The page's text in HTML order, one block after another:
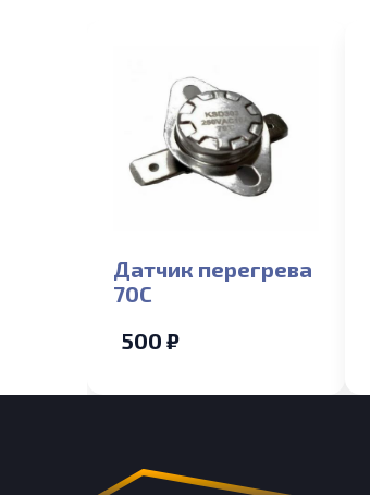
Датчик перегрева
70С
500 ₽